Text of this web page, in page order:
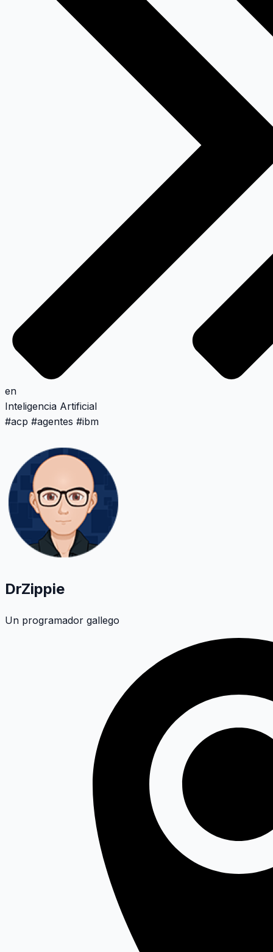
DrZippie
Un programador gallego
en
Inteligencia Artificial
#acp #agentes #ibm